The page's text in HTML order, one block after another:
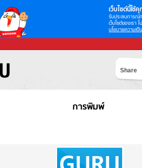
เว็บไซต์นี้ใช้คุ
รับประสบการณ์
เว็บไซต์ของเรา
นโยบายความเป็
Share
การพิมพ์